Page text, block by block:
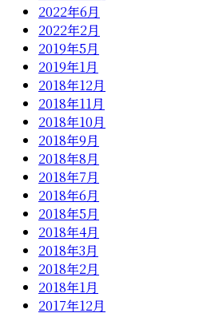
2022年6月
2022年2月
2019年5月
2019年1月
2018年12月
2018年11月
2018年10月
2018年9月
2018年8月
2018年7月
2018年6月
2018年5月
2018年4月
2018年3月
2018年2月
2018年1月
2017年12月